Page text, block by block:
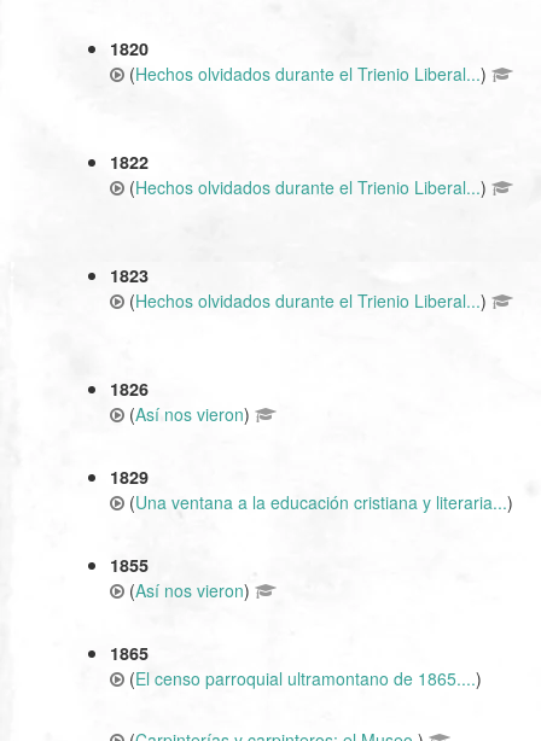
1820
(Hechos olvidados durante el Trienio Liberal...)
1822
(Hechos olvidados durante el Trienio Liberal...)
1823
(Hechos olvidados durante el Trienio Liberal...)
1826
(Así nos vieron)
1829
(Una ventana a la educación cristiana y literaria...)
1855
(Así nos vieron)
1865
(El censo parroquial ultramontano de 1865....)